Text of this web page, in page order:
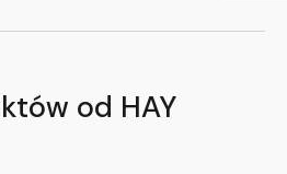
od HAY